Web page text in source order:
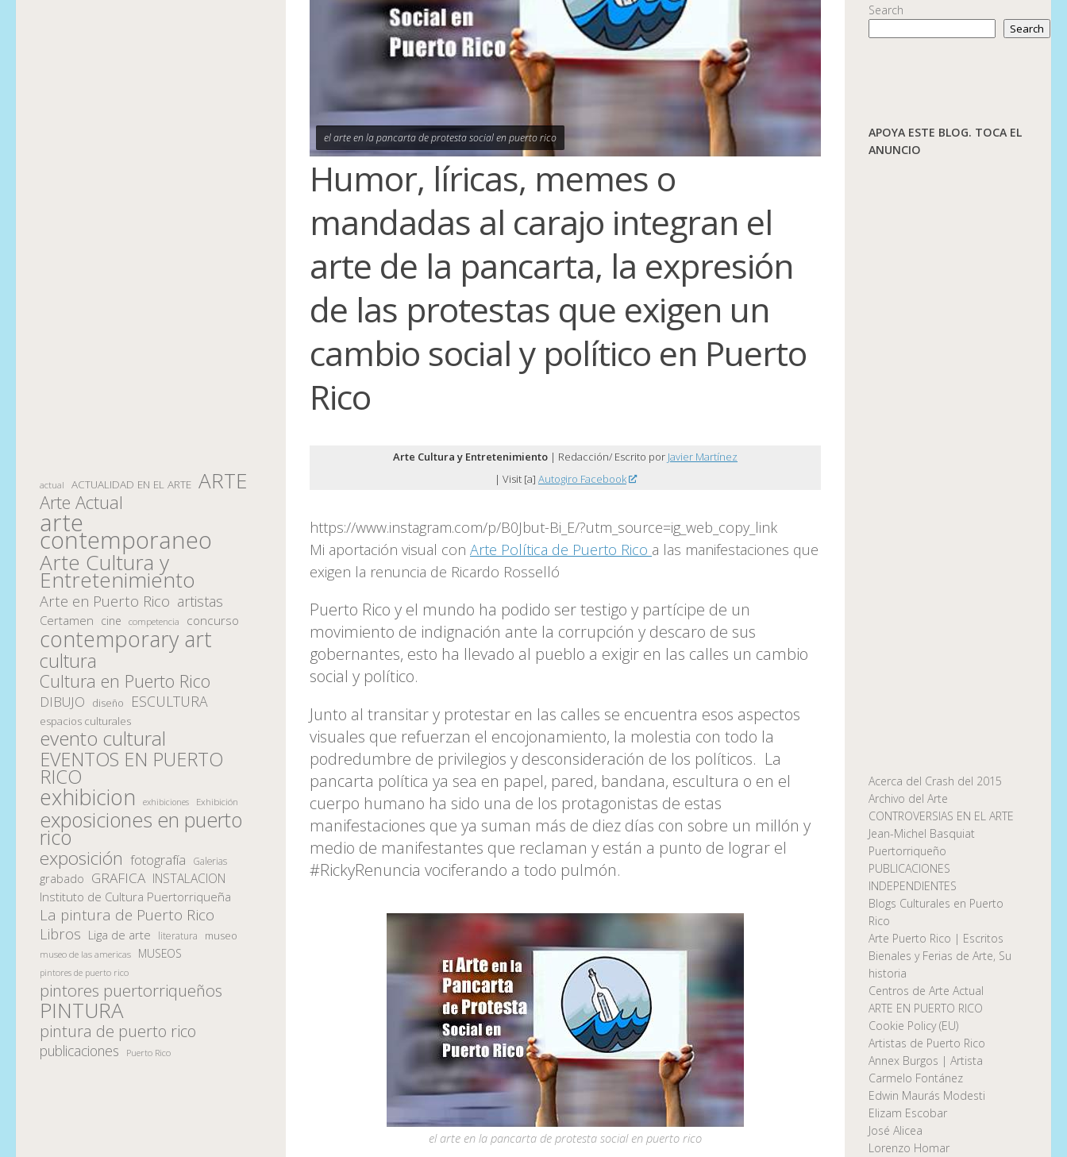
el arte en la pancarta de protesta social en puerto rico
Humor, líricas, memes o
mandadas al carajo integran el
arte de la pancarta, la expresión
de las protestas que exigen un
cambio social y político en Puerto
Rico
Arte Cultura y Entretenimiento | Redacción/ Escrito por Javier Martínez
| Visit [a] Autogiro Facebook
https://www.instagram.com/p/B0Jbut-Bi_E/?utm_source=ig_web_copy_link
Mi aportación visual con Arte Política de Puerto Rico a las manifestaciones que
exigen la renuncia de Ricardo Rosselló
Puerto Rico y el mundo ha podido ser testigo y partícipe de un
movimiento de indignación ante la corrupción y descaro de sus
gobernantes, esto ha llevado al pueblo a exigir en las calles un cambio
social y político.
Junto al transitar y protestar en las calles se encuentra esos aspectos
visuales que refuerzan el encojonamiento, la molestia con todo la
podredumbre de privilegios y desconsideración de los políticos. La
pancarta política ya sea en papel, pared, bandana, escultura o en el
cuerpo humano ha sido una de los protagonistas de estas
manifestaciones que ya suman más de diez días con sobre un millón y
medio de manifestantes que reclaman y están a punto de lograr el
#RickyRenuncia vociferando a todo pulmón.
el arte en la pancarta de protesta social en puerto rico
actual ACTUALIDAD EN EL ARTE ARTE
Arte Actual
arte
contemporaneo
Arte Cultura y
Entretenimiento
Arte en Puerto Rico artistas
Certamen cine competencia concurso
contemporary art
cultura
Cultura en Puerto Rico
DIBUJO diseño ESCULTURA
espacios culturales
evento cultural
EVENTOS EN PUERTO
RICO
exhibicion exhibiciones Exhibición
exposiciones en puerto
rico
exposición fotografía Galerias
grabado GRAFICA INSTALACION
Instituto de Cultura Puertorriqueña
La pintura de Puerto Rico
Libros Liga de arte literatura museo
museo de las americas MUSEOS
pintores de puerto rico
pintores puertorriqueños
PINTURA
pintura de puerto rico
publicaciones Puerto Rico
Search
Search
APOYA ESTE BLOG. TOCA EL
ANUNCIO
Acerca del Crash del 2015
Archivo del Arte
CONTROVERSIAS EN EL ARTE
Jean-Michel Basquiat
Puertorriqueño
PUBLICACIONES
INDEPENDIENTES
Blogs Culturales en Puerto
Rico
Arte Puerto Rico | Escritos
Bienales y Ferias de Arte, Su
historia
Centros de Arte Actual
ARTE EN PUERTO RICO
Cookie Policy (EU)
Artistas de Puerto Rico
Annex Burgos | Artista
Carmelo Fontánez
Edwin Maurás Modesti
Elizam Escobar
José Alicea
Lorenzo Homar